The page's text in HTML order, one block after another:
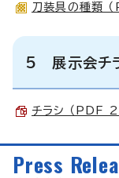
刀装具の種類
5 展示会チ
チラシ （PDF
Press